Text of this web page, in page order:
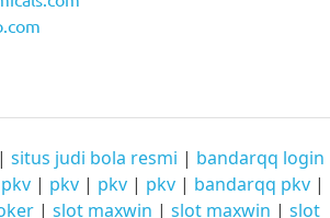
| situs judi bola resmi | bandarqq login
pkv | pkv | pkv | pkv | bandarqq pkv |
| slot maxwin | slot maxwin | slot